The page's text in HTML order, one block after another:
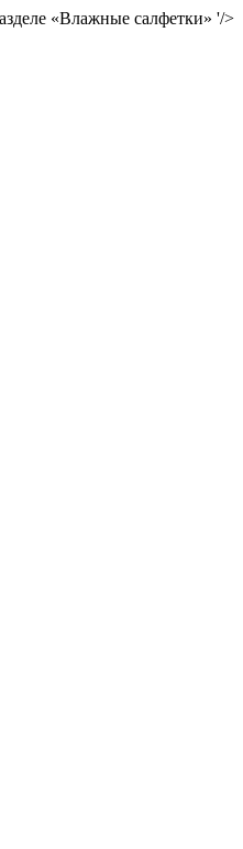
«Влажные салфетки» '/>